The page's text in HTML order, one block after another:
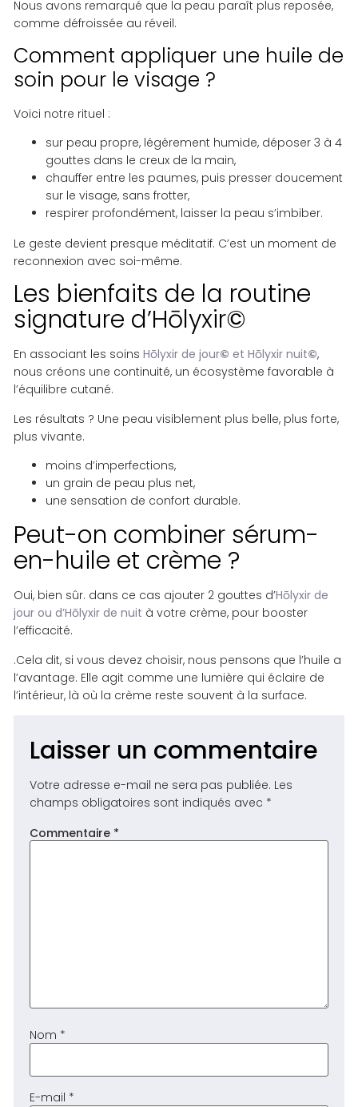
Nous avons remarqué que la peau paraît plus reposée,
comme défroissée au réveil.
Comment appliquer une huile de
soin pour le visage ?
Voici notre rituel :
sur peau propre, légèrement humide, déposer 3 à 4
gouttes dans le creux de la main,
chauffer entre les paumes, puis presser doucement
sur le visage, sans frotter,
respirer profondément, laisser la peau s’imbiber.
Le geste devient presque méditatif. C’est un moment de
reconnexion avec soi-même.
Les bienfaits de la routine
signature d’Hōlyxir©
En associant les soins Hōlyxir de jour© et Hōlyxir nuit©,
nous créons une continuité, un écosystème favorable à
l’équilibre cutané.
Les résultats ? Une peau visiblement plus belle, plus forte,
plus vivante.
moins d’imperfections,
un grain de peau plus net,
une sensation de confort durable.
Peut-on combiner sérum-
en-huile et crème ?
Oui, bien sûr. dans ce cas ajouter 2 gouttes d’Hōlyxir de
jour ou d’Hōlyxir de nuit à votre crème, pour booster
l’efficacité.
.Cela dit, si vous devez choisir, nous pensons que l’huile a
l’avantage. Elle agit comme une lumière qui éclaire de
l’intérieur, là où la crème reste souvent à la surface.
Laisser un commentaire
Votre adresse e-mail ne sera pas publiée. Les
champs obligatoires sont indiqués avec *
Commentaire *
Nom *
E-mail *